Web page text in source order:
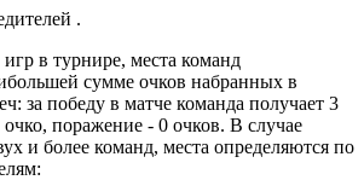
.
в турнире, места команд
сумме очков набранных в
за победу в матче команда получает 3
поражение - 0 очков. В случае
и более команд, места определяются по